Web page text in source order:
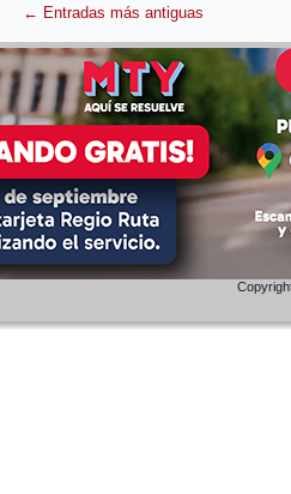
← Entradas más antiguas